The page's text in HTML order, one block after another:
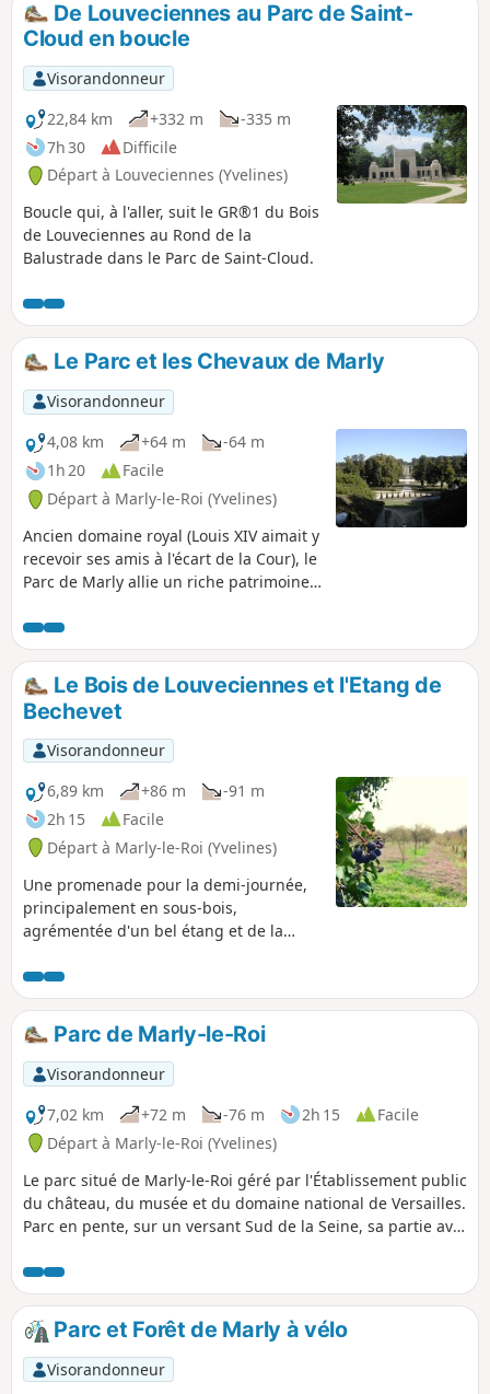
p
De Louveciennes au Parc de Saint-
Cloud en boucle
Visorandonneur
22,84 km
+332 m
-335 m
7h 30
Difficile
Départ à Louveciennes (Yvelines)
Boucle qui, à l'aller, suit le GR®1 du Bois
de Louveciennes au Rond de la
Balustrade dans le Parc de Saint-Cloud.
Le Parc et les Chevaux de Marly
Visorandonneur
4,08 km
+64 m
-64 m
1h 20
Facile
Départ à Marly-le-Roi (Yvelines)
Ancien domaine royal (Louis XIV aimait y
recevoir ses amis à l'écart de la Cour), le
Parc de Marly allie un riche patrimoine
sous-bois, dans de larges allées
aménagées ou sur de vastes pelouses.
Le Bois de Louveciennes et l'Etang de
Bechevet
Visorandonneur
6,89 km
+86 m
-91 m
2h 15
Facile
Départ à Marly-le-Roi (Yvelines)
Une promenade pour la demi-journée,
principalement en sous-bois,
agrémentée d'un bel étang et de la
Beauregard.
Parc de Marly-le-Roi
Visorandonneur
7,02 km
+72 m -76 m 2h 15
Facile
Départ à Marly-le-Roi (Yvelines)
Le parc situé de Marly-le-Roi géré par l'Établissement public
du château, du musée et du domaine national de Versailles.
Parc en pente, sur un versant Sud de la Seine, sa partie aval
forêt domaniale de Louveciennes dont il est séparé par la
route de Versailles. Il présente encore les grands
alignements de l'époque de Louis XIV, le tracé au sol du
château, l'abreuvoir en aval du parc avec ses deux bassins
surmontés par des copies des Chevaux de Marly. La grille
royale et les portes de l'ancien château, tels que la porte
Parc et Forêt de Marly à vélo
Visorandonneur